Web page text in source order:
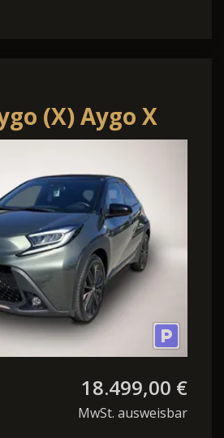
(X) Aygo X
l Faltdach
Navi L
18.499,00 €
MwSt. ausweisbar